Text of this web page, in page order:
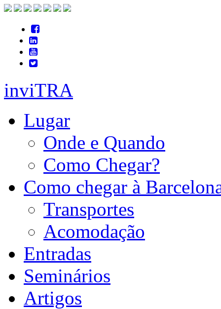
inviTRA
Lugar
Onde e Quando
Como Chegar?
Como chegar à
Transportes
Acomodação
Entradas
Seminários
Artigos